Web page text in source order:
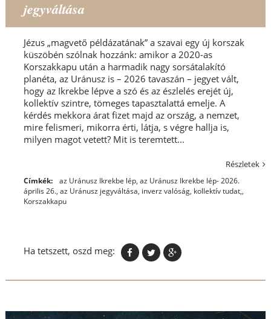
jegyváltása
Jézus „magvető példázatának” a szavai egy új korszak
küszöbén szólnak hozzánk: amikor a 2020-as
Korszakkapu után a harmadik nagy sorsátalakító
planéta, az Uránusz is – 2026 tavaszán – jegyet vált,
hogy az Ikrekbe lépve a szó és az észlelés erejét új,
kollektív szintre, tömeges tapasztalattá emelje. A
kérdés mekkora árat fizet majd az ország, a nemzet,
mire felismeri, mikorra érti, látja, s végre hallja is,
milyen magot vetett? Mit is teremtett...
Részletek
Címkék: az Uránusz Ikrekbe lép, az Uránusz Ikrekbe lép- 2026.
április 26., az Uránusz jegyváltása, inverz valóság, kollektív tudat,,
Korszakkapu
Ha tetszett, oszd meg: